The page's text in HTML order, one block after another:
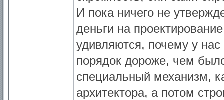
И пока ничего не
деньги на
удивляются, почему у
порядок дороже, чем
специальный механизм,
архитектора, а потом